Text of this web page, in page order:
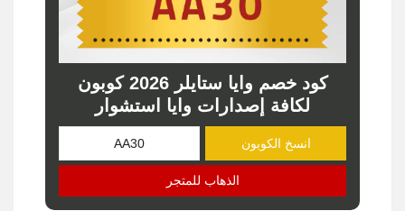
كود خصم وايا ستايلر 2026 كوبون
لكافة إصدارات وايا استشوار
انسخ الكوبون
الذهاب للمتجر